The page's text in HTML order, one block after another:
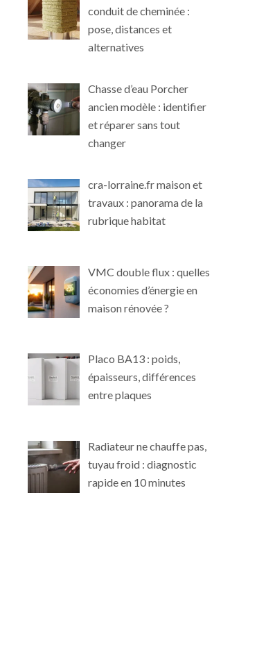
conduit de cheminée :
pose, distances et
alternatives
Chasse d’eau Porcher
ancien modèle : identifier
et réparer sans tout
changer
cra-lorraine.fr maison et
travaux : panorama de la
rubrique habitat
VMC double flux : quelles
économies d’énergie en
maison rénovée ?
Placo BA13 : poids,
épaisseurs, différences
entre plaques
Radiateur ne chauffe pas,
tuyau froid : diagnostic
rapide en 10 minutes